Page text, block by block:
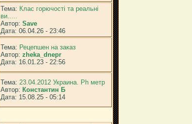
Тема: Клас горючості та реальні
ви.....
Автор: Save
Дата: 06.04.26 - 23:46
Тема: Рецепшен на заказ
Автор: zheka_dnepr
Дата: 16.01.23 - 22:56
Тема: 23.04.2012 Украина. Ph метр
Автор: Константин Б
Дата: 15.08.25 - 05:14